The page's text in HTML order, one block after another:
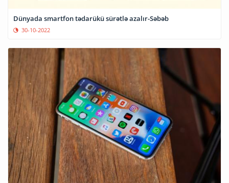
Dünyada smartfon tədarükü sürətlə azalır-Səbəb
30-10-2022